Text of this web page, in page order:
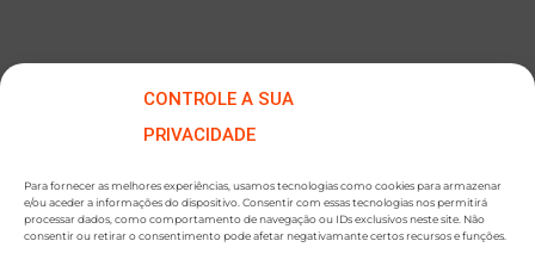
CONTROLE A SUA
PRIVACIDADE
Para fornecer as melhores experiências, usamos tecnologias como cookies para armazenar
e/ou aceder a informações do dispositivo. Consentir com essas tecnologias nos permitirá
processar dados, como comportamento de navegação ou IDs exclusivos neste site. Não
consentir ou retirar o consentimento pode afetar negativamante certos recursos e funções.